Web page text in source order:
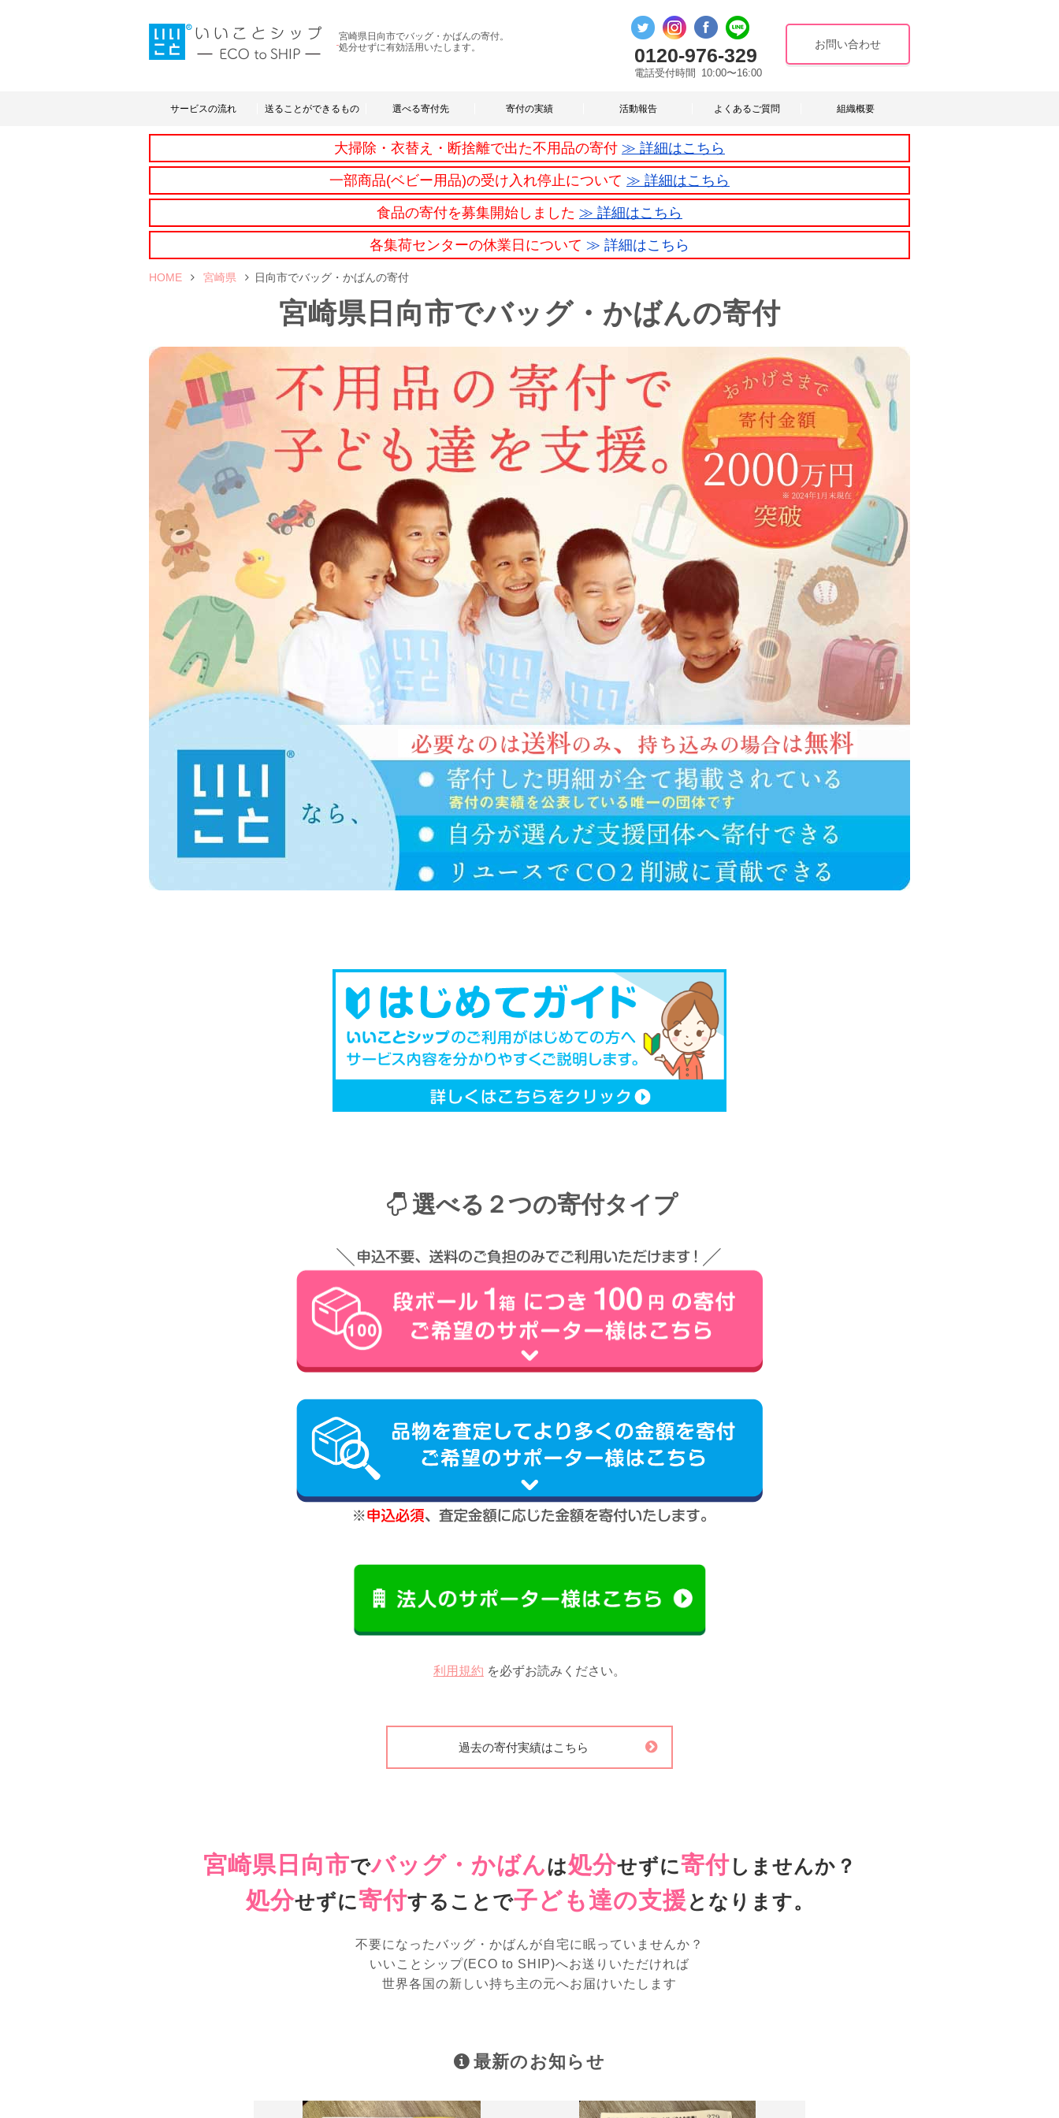
宮崎県日向市でバッグ・かばんの寄付。
処分せずに有効活用いたします。
0120-976-329
電話受付時間 10:00〜16:00
お問い合わせ
サービスの流れ 送ることができるもの 選べる寄付先 寄付の実績 活動報告 よくあるご質問 組織概要
大掃除・衣替え・断捨離で出た不用品の寄付 ≫ 詳細はこちら
一部商品(ベビー用品)の受け入れ停止について ≫ 詳細はこちら
食品の寄付を募集開始しました ≫ 詳細はこちら
各集荷センターの休業日について ≫ 詳細はこちら
HOME 宮崎県 日向市でバッグ・かばんの寄付
宮崎県日向市でバッグ・かばんの寄付
選べる２つの寄付タイプ
利用規約 を必ずお読みください。
過去の寄付実績はこちら
宮崎県日向市でバッグ・かばんは処分せずに寄付しませんか？
処分せずに寄付することで子ども達の支援 となります。
不要になったバッグ・かばんが自宅に眠っていませんか？
いいことシップ(ECO to SHIP)へお送りいただければ
世界各国の新しい持ち主の元へお届けいたします
最新のお知らせ